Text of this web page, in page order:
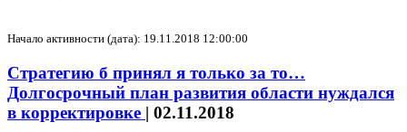
Начало активности (дата): 19.11.2018 12:00:00
Стратегию б принял я только за то…
Долгосрочный план развития области нуждался
в корректировке | 02.11.2018